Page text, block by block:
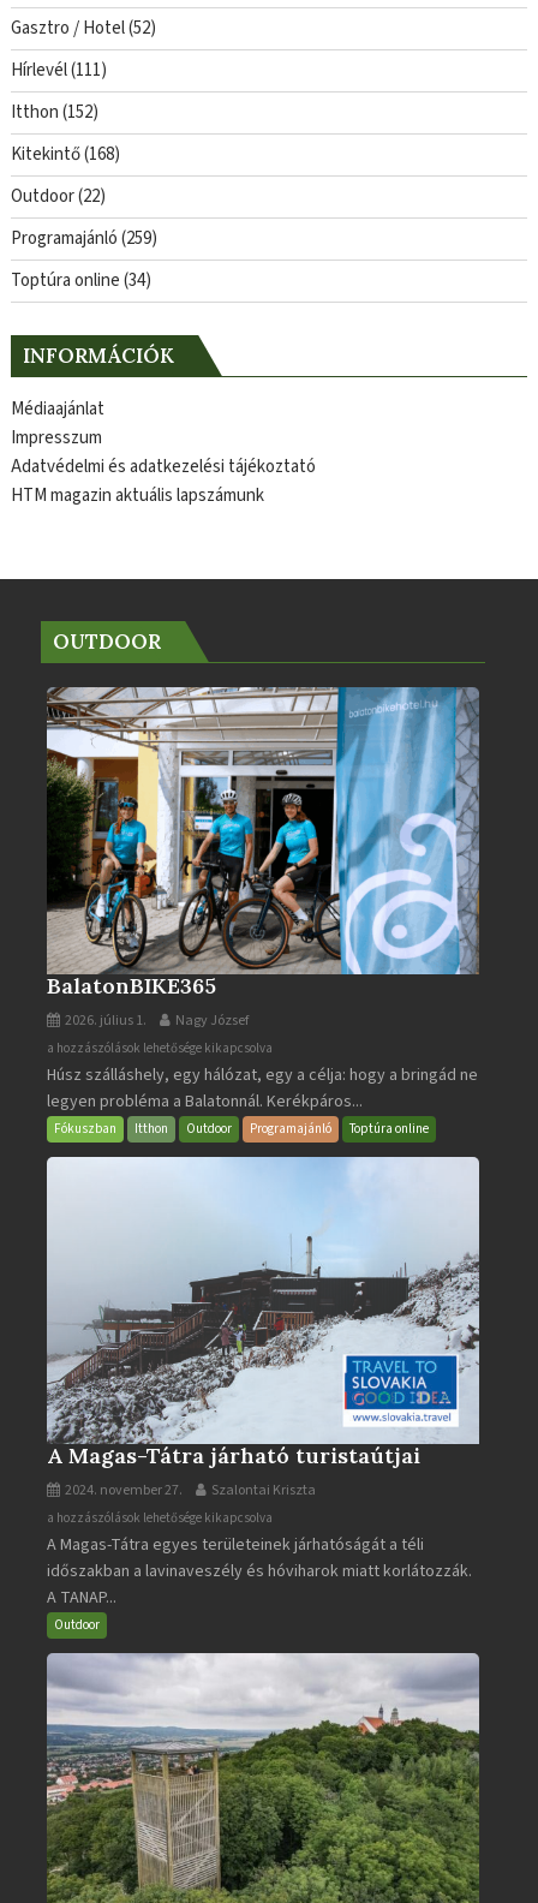
Gasztro / Hotel(52)
Hírlevél(111)
Itthon(152)
Kitekintő(168)
Outdoor(22)
Programajánló(259)
Toptúra online(34)
INFORMÁCIÓK
Médiaajánlat
Impresszum
Adatvédelmi és adatkezelési tájékoztató
HTM magazin aktuális lapszámunk
OUTDOOR
BalatonBIKE365
2026. július 1. Nagy József
BalatonBIKE365
bejegyzéshez
a hozzászólások lehetősége kikapcsolva
Húsz szálláshely, egy hálózat, egy a célja: hogy a bringád ne
legyen probléma a Balatonnál. Kerékpáros...
Fókuszban Itthon Outdoor Programajánló Toptúra online
A Magas-Tátra járható turistaútjai
2024. november 27. Szalontai Kriszta
A
Magas-
Tátra
járható
turistaútjai
a hozzászólások lehetősége kikapcsolva
A Magas-Tátra egyes területeinek járhatóságát a téli
időszakban a lavinaveszély és hóviharok miatt korlátozzák.
A TANAP...
Outdoor